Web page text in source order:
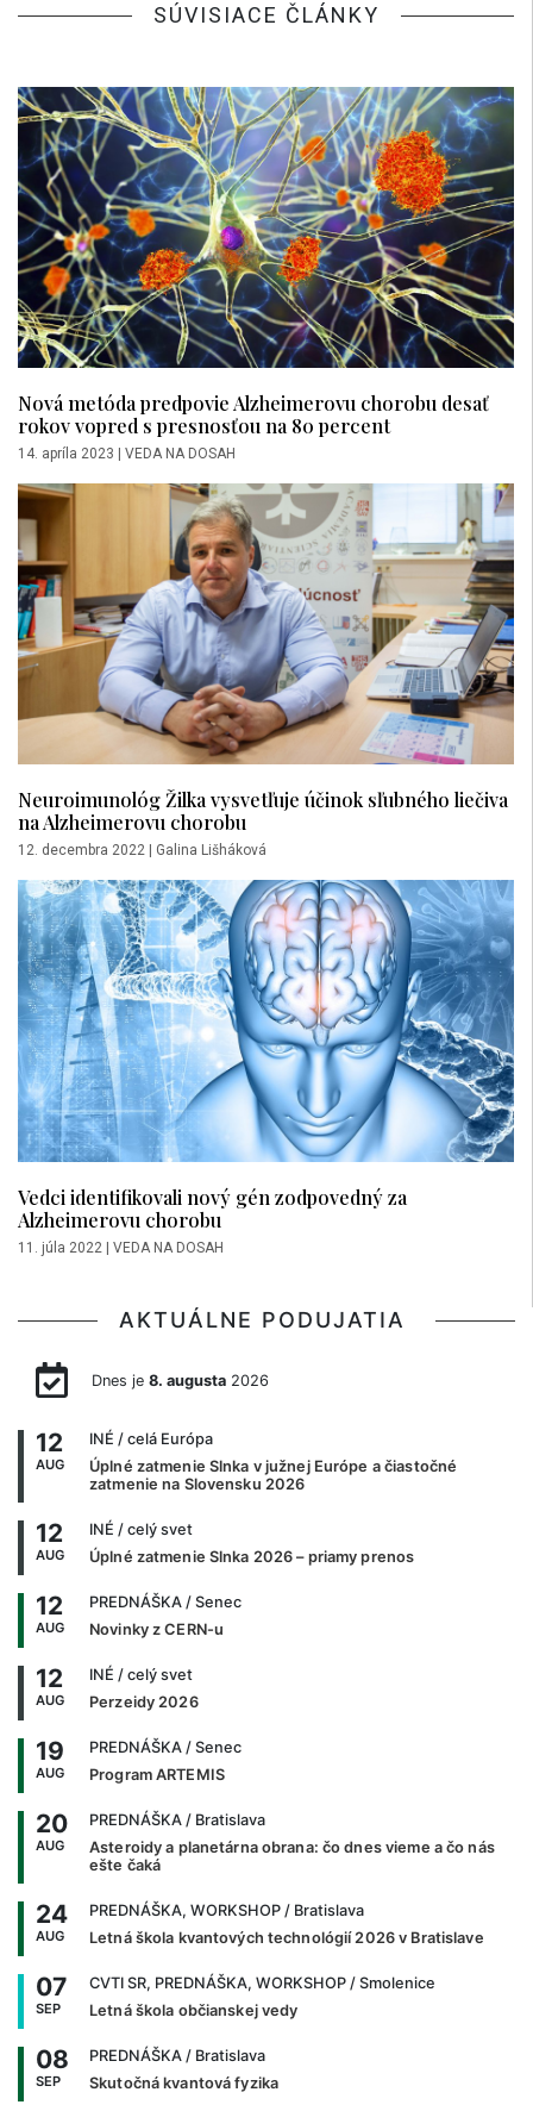
SÚVISIACE ČLÁNKY
Nová metóda predpovie Alzheimerovu chorobu desať
rokov vopred s presnosťou na 80 percent
14. apríla 2023 VEDA NA DOSAH
Neuroimunológ Žilka vysvetľuje účinok sľubného liečiva
na Alzheimerovu chorobu
12. decembra 2022 Galina Lišháková
Vedci identifikovali nový gén zodpovedný za
Alzheimerovu chorobu
11. júla 2022 | VEDA NA DOSAH
AKTUÁLNE PODUJATIA
Dnes je 8. augusta2026
12
AUG
INÉ / celá Európa
Úplné zatmenie Slnka v južnej Európe a čiastočné
zatmenie na Slovensku 2026
12
AUG
INÉ / celý svet
Úplné zatmenie Slnka 2026 – priamy prenos
12
AUG
PREDNÁŠKA / Senec
Novinky z CERN-u
12
AUG
INÉ / celý svet
Perzeidy 2026
19
AUG
PREDNÁŠKA / Senec
Program ARTEMIS
20
AUG
PREDNÁŠKA / Bratislava
Asteroidy a planetárna obrana: čo dnes vieme a čo nás
ešte čaká
24
AUG
PREDNÁŠKA, WORKSHOP / Bratislava
Letná škola kvantových technológií 2026 v Bratislave
07
SEP
CVTI SR, PREDNÁŠKA, WORKSHOP / Smolenice
Letná škola občianskej vedy
08
SEP
PREDNÁŠKA / Bratislava
Skutočná kvantová fyzika